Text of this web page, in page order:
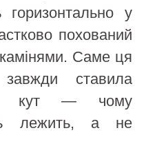
горизонтально у
похований
Саме ця
завжди ставила
кут — чому
лежить, а не